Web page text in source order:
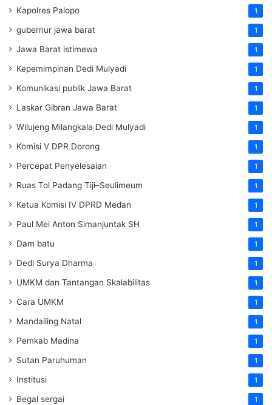
Kapolres Palopo 1
gubernur jawa barat 1
Jawa Barat istimewa 1
Kepemimpinan Dedi Mulyadi 1
Komunikasi publik Jawa Barat 1
Laskar Gibran Jawa Barat 1
Wilujeng Milangkala Dedi Mulyadi 1
Komisi V DPR Dorong 1
Percepat Penyelesaian 1
Ruas Tol Padang Tiji–Seulimeum 1
Ketua Komisi IV DPRD Medan 1
Paul Mei Anton Simanjuntak SH 1
Dam batu 1
Dedi Surya Dharma 1
UMKM dan Tantangan Skalabilitas 1
Cara UMKM 1
Mandailing Natal 1
Pemkab Madina 1
Sutan Paruhuman 1
Institusi 1
Begal sergai 1